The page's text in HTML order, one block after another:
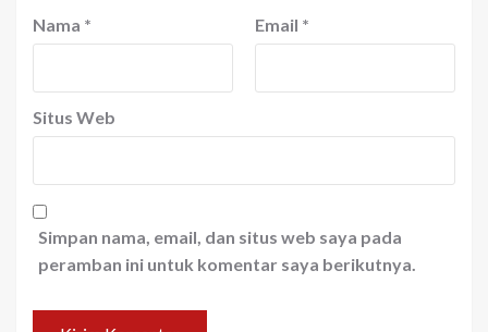
Nama * Email *
Situs Web
Simpan nama, email, dan situs web saya pada
peramban ini untuk komentar saya berikutnya.